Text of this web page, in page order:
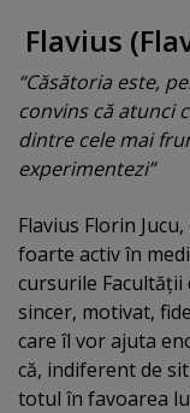
Flavius
“Căsătoria este,
convins că atunci
dintre cele mai
experimentezi”
Flavius Florin
foarte activ în
cursurile Facultăţii
sincer, motivat,
care îl vor ajuta
că, indiferent de
totul în favoarea